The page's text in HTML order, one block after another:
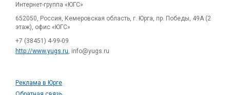
Интернет-группа «ЮГС»
652050, Россия, Кемеровская область, г. Юрга, пр. Победы, 49А (2
этаж), офис «ЮГС»
+7 (38451) 4-99-09
http://www.yugs.ru , info@yugs.ru
Реклама в Юрге